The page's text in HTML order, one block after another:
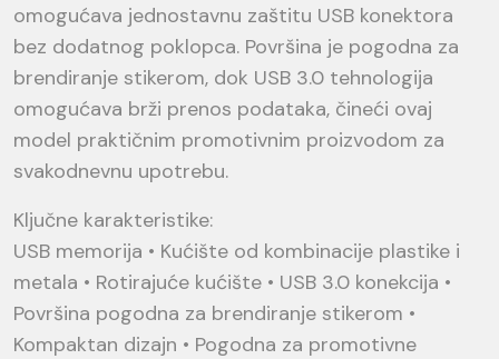
omogućava jednostavnu zaštitu USB konektora
bez dodatnog poklopca. Površina je pogodna za
brendiranje stikerom, dok USB 3.0 tehnologija
omogućava brži prenos podataka, čineći ovaj
model praktičnim promotivnim proizvodom za
svakodnevnu upotrebu.
Ključne karakteristike:
USB memorija • Kućište od kombinacije plastike i
metala • Rotirajuće kućište • USB 3.0 konekcija •
Površina pogodna za brendiranje stikerom •
Kompaktan dizajn • Pogodna za promotivne